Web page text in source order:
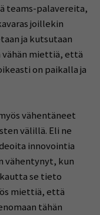
teams-palavereita,
joillekin
ja kutsutaan
vähän miettiä, että
on paikalla ja
vähentäneet
välillä. Eli ne
innovointia
vähentynyt, kun
se tieto
miettiä, että
tähän